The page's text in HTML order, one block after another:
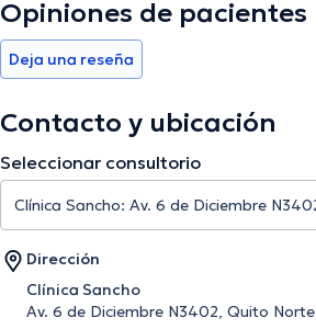
Opiniones de pacientes
Deja una reseña
Contacto y ubicación
Seleccionar consultorio
Dirección
Clínica Sancho
Av. 6 de Diciembre N3402, Quito Norte